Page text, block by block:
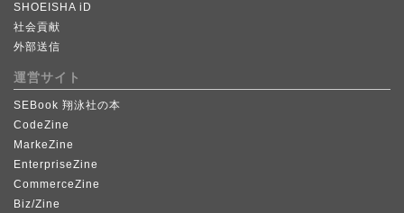
SHOEISHA iD
社会貢献
外部送信
運営サイト
SEBook 翔泳社の本
CodeZine
MarkeZine
EnterpriseZine
CommerceZine
Biz/Zine